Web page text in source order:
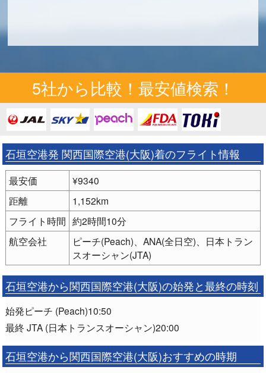
5社から比較！最安値検索！
石垣空港発 関西国際空港(大阪)着のフライト情報
最安価
¥9340
距離
1,152km
フライト時間 約2時間10分
航空会社
ピーチ(Peach)、ANA(全日空)、日本トラン
スオーシャン(JTA)
石垣空港から関西国際空港(大阪)の始発と最終の時刻
始発ピーチ (Peach)10:50
最終 JTA (日本トランスオーシャン)20:00
石垣空港から関西国際空港(大阪)おすすめの時期